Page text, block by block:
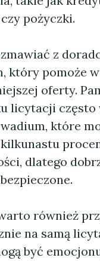
pożyczki.
z
który pomoże
oferty.
licytacji często
które
dlatego
również
na samą
być